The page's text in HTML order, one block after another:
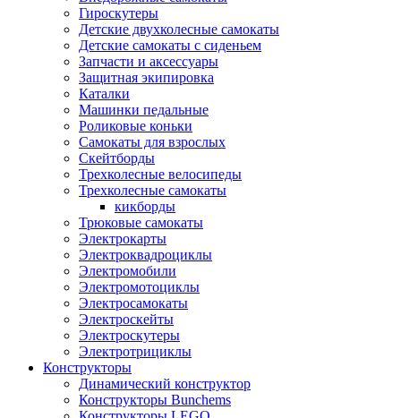
Гироскутеры
Детские двухколесные самокаты
Детские самокаты с сиденьем
Запчасти и аксессуары
Защитная экипировка
Каталки
Машинки педальные
Роликовые коньки
Самокаты для взрослых
Скейтборды
Трехколесные велосипеды
Трехколесные самокаты
кикборды
Трюковые самокаты
Электрокарты
Электроквадроциклы
Электромобили
Электромотоциклы
Электросамокаты
Электроскейты
Электроскутеры
Электротрициклы
Конструкторы
Динамический конструктор
Конструкторы Bunchems